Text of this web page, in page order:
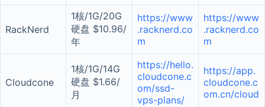
RackNerd
1核/1G/20G
硬盘 $10.96/
年
https://www
.racknerd.co
m
https://www
.racknerd.co
m
Cloudcone
1核/1G/14G
硬盘 $1.66/
月
https://hello.
cloudcone.c
om/ssd-
vps-plans/
https://app.
cloudcone.c
om.cn/cloud